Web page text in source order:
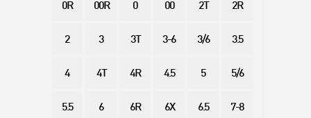
0R 00R 0 00 2T 2R
2 3 3T 3-6 3/6 3.5
4 4T 4R 4.5 5 5/6
5.5 6 6R 6X 6.5 7-8